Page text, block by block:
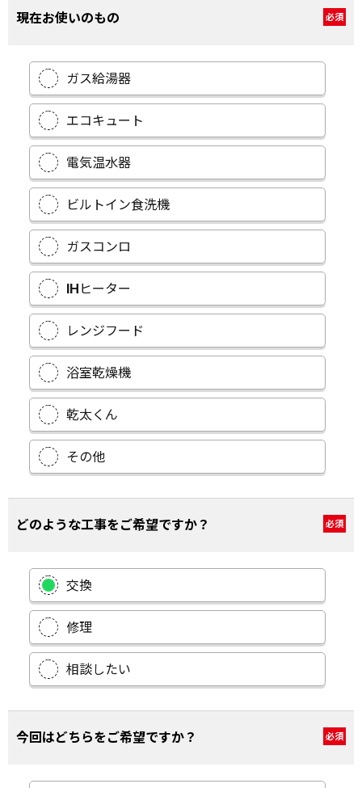
現在お使いのもの 必須
ガス給湯器
エコキュート
電気温水器
ビルトイン食洗機
ガスコンロ
IHヒーター
レンジフード
浴室乾燥機
乾太くん
その他
どのような工事をご希望ですか？ 必須
交換
修理
相談したい
今回はどちらをご希望ですか？ 必須